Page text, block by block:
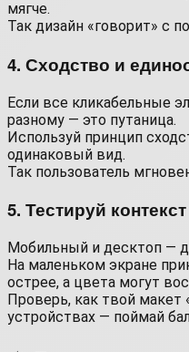
мягче.
Так дизайн «говорит» с
4. Сходство и
Если все кликабельные
разному — это путаница.
Используй принцип
одинаковый вид.
Так пользователь
5. Тестируй контекст
Мобильный и десктоп —
На маленьком экране
острее, а цвета могут
Проверь, как твой макет
устройствах — поймай